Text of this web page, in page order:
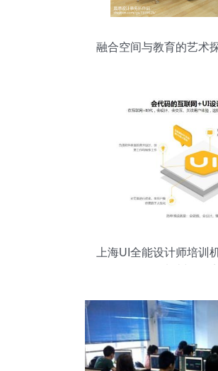
融合空间与教育的艺术
上海UI全能设计师培训